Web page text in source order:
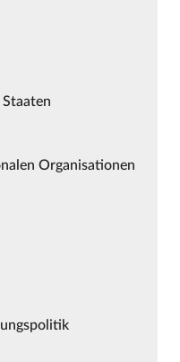
Staaten
Organisationen